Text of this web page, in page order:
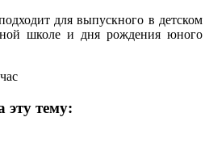
для выпускного в детском
школе и дня рождения юного
эту тему: